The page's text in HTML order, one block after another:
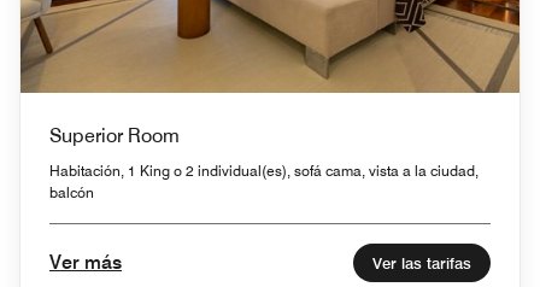
Superior Room
Habitación, 1 King o 2 individual(es), sofá cama, vista a la ciudad,
balcón
Ver más Ver las tarifas